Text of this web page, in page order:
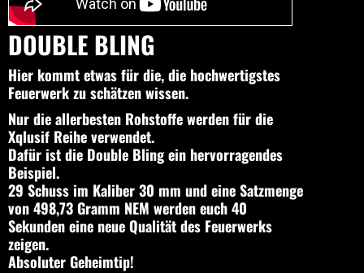
DOUBLE BLING
Hier kommt etwas für die, die hochwertigstes
Feuerwerk zu schätzen wissen.
Nur die allerbesten Rohstoffe werden für die
Xqlusif Reihe verwendet.
Dafür ist die Double Bling ein hervorragendes
Beispiel.
29 Schuss im Kaliber 30 mm und eine Satzmenge
von 498,73 Gramm NEM werden euch 40
Sekunden eine neue Qualität des Feuerwerks
zeigen.
Absoluter Geheimtip!